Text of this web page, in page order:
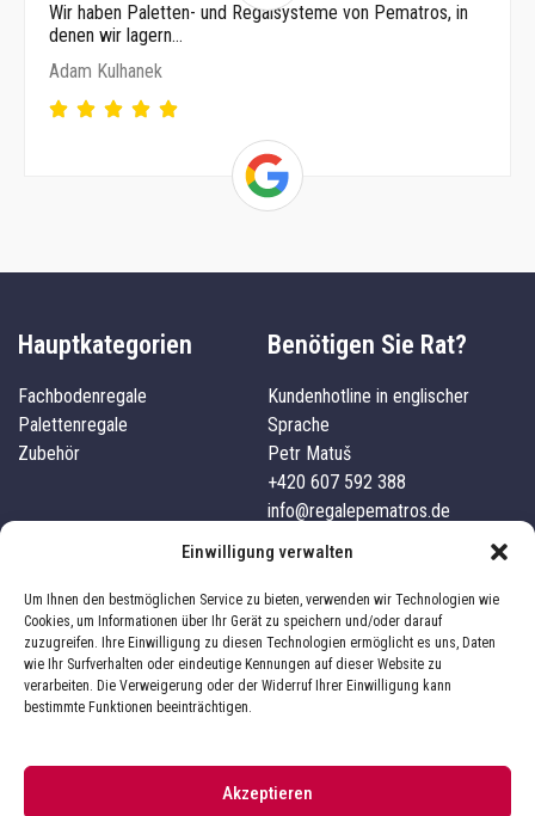
Einwilligung verwalten
Um Ihnen den bestmöglichen Service zu bieten, verwenden wir Technologien wie
Cookies, um Informationen über Ihr Gerät zu speichern und/oder darauf
zuzugreifen. Ihre Einwilligung zu diesen Technologien ermöglicht es uns, Daten
wie Ihr Surfverhalten oder eindeutige Kennungen auf dieser Website zu
verarbeiten. Die Verweigerung oder der Widerruf Ihrer Einwilligung kann
bestimmte Funktionen beeinträchtigen.
Akzeptieren
Wir haben Paletten- und Regalsysteme von Pematros, in
denen wir lagern…
Adam Kulhanek
Hauptkategorien
Fachbodenregale
Palettenregale
Zubehör
Benötigen Sie Rat?
Kundenhotline in englischer
Sprache
Petr Matuš
+420 607 592 388
info@regalepematros.de
Unternehmensdetails
Pematros s.r.o.
IČO: 03827101
332 04, Nezvěstice, 241
Impressum
Kundenservice
Kontakte
Versand und Zahlung
Über uns
Geschäftsbedingungen
Sie befinden sich im Online-ShopPematrosregale.de